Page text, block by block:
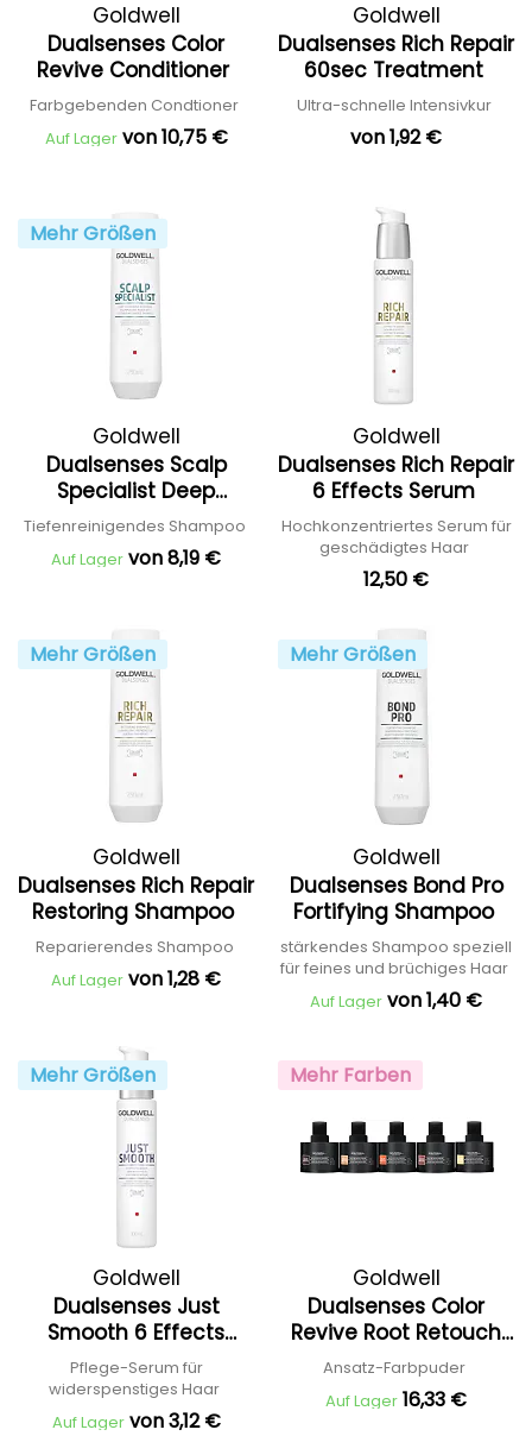
Goldwell
Dualsenses Color
Revive Conditioner
Farbgebenden Condtioner
Auf Lager von 10,75 €
Goldwell
Dualsenses Rich Repair
60sec Treatment
Ultra-schnelle Intensivkur
von 1,92 €
Mehr Größen
Goldwell
Dualsenses Scalp
Specialist Deep
Cleansing Shampoo
Tiefenreinigendes Shampoo
Auf Lager von 8,19 €
Goldwell
Dualsenses Rich Repair
6 Effects Serum
Hochkonzentriertes Serum für
geschädigtes Haar
12,50 €
Mehr Größen
Goldwell
Dualsenses Rich Repair
Restoring Shampoo
Reparierendes Shampoo
Auf Lager von 1,28 €
Mehr Größen
Goldwell
Dualsenses Bond Pro
Fortifying Shampoo
stärkendes Shampoo speziell
für feines und brüchiges Haar
Auf Lager von 1,40 €
Mehr Größen
Goldwell
Dualsenses Just
Smooth 6 Effects
Serum
Pflege-Serum für
widerspenstiges Haar
Auf Lager von 3,12 €
Mehr Farben
Goldwell
Dualsenses Color
Revive Root Retouch
Powder
Ansatz-Farbpuder
Auf Lager 16,33 €